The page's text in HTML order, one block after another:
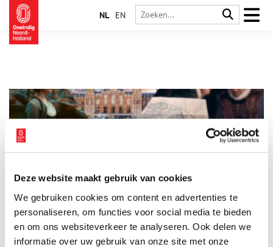
Deze website maakt gebruik van cookies
We gebruiken cookies om content en advertenties te
personaliseren, om functies voor social media te bieden
en om ons websiteverkeer te analyseren. Ook delen we
informatie over uw gebruik van onze site met onze
NL EN
De populaire tv-serie ‘Het verhaal van Nederland’ wijdt vier
afleveringen aan Amsterdam. En nu is er ook nog een boek, dat
een rijk beeld geeft van de hoofdstad die in 2025 het 750-
jarig bestaan viert.